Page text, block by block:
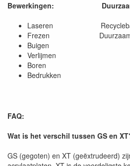
Bewerkingen:
Laseren
Frezen Duurzaam
Buigen
Verlijmen
Boren
Bedrukken
FAQ:
Wat is het verschil tussen GS en
GS (gegoten) en XT (geëxtrudeerd)